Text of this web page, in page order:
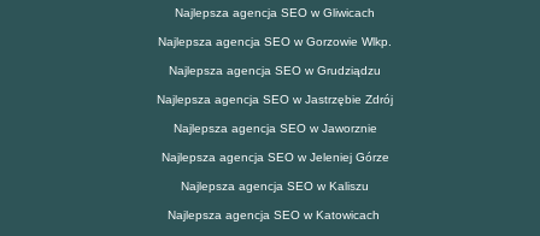
Najlepsza agencja SEO w Gliwicach
Najlepsza agencja SEO w Gorzowie Wlkp.
Najlepsza agencja SEO w Grudziądzu
Najlepsza agencja SEO w Jastrzębie Zdrój
Najlepsza agencja SEO w Jaworznie
Najlepsza agencja SEO w Jeleniej Górze
Najlepsza agencja SEO w Kaliszu
Najlepsza agencja SEO w Katowicach